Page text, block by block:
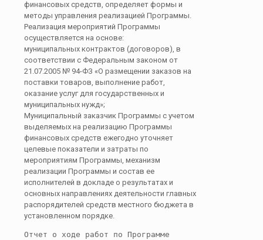
финансовых средств, определяет формы и
методы управления реализацией Программы.
Реализация мероприятий Программы
осуществляется на основе:
муниципальных контрактов (договоров), в
соответствии с Федеральным законом от
21.07.2005 № 94-ФЗ «О размещении заказов на
поставки товаров, выполнение работ,
оказание услуг для государственных и
муниципальных нужд»;
Муниципальный заказчик Программы с учетом
выделяемых на реализацию Программы
финансовых средств ежегодно уточняет
целевые показатели и затраты по
мероприятиям Программы, механизм
реализации Программы и состав ее
исполнителей в докладе о результатах и
основных направлениях деятельности главных
распорядителей средств местного бюджета в
установленном порядке.
Отчет о ходе работ по Программе